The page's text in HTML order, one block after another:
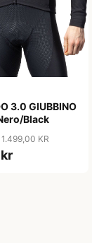
3.0 GIUBBINO
Black
KR